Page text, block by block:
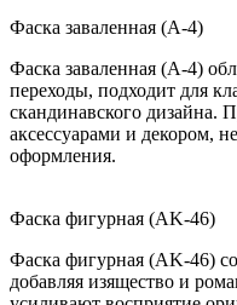
Фаска заваленная (A-4)
Фаска заваленная (A-4)
переходы, подходит для
скандинавского дизайна.
аксессуарами и декором,
оформления.
Фаска фигурная (AK-46)
Фаска фигурная (AK-46)
добавляя изящество и